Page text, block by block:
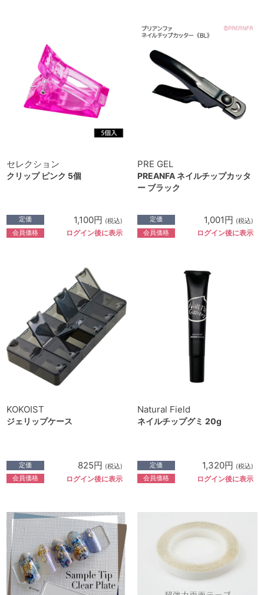
セレクション
クリップ ピンク 5個
定価 1,100円 (税込)
会員価格 ログイン後に表示
PRE GEL
PREANFA ネイルチップカッタ
ー ブラック
定価 1,001円 (税込)
会員価格 ログイン後に表示
KOKOIST
ジェリップケース
定価 825円 (税込)
会員価格 ログイン後に表示
Natural Field
ネイルチップグミ 20g
定価 1,320円 (税込)
会員価格 ログイン後に表示